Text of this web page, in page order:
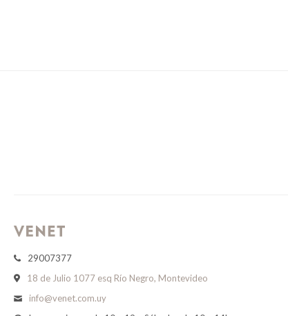
29007377
18 de Julio 1077 esq Río Negro, Montevideo
info@venet.com.uy